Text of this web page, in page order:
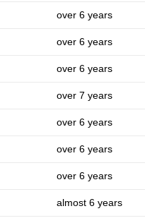
over 6 years
over 6 years
over 6 years
over 7 years
over 6 years
over 6 years
over 6 years
almost 6 years